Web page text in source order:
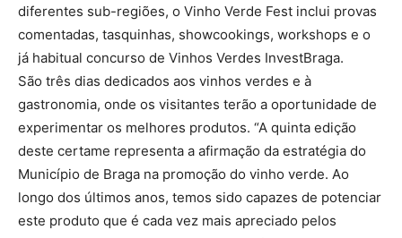
diferentes sub-regiões, o Vinho Verde Fest inclui provas
comentadas, tasquinhas, showcookings, workshops e o
já habitual concurso de Vinhos Verdes InvestBraga.
São três dias dedicados aos vinhos verdes e à
gastronomia, onde os visitantes terão a oportunidade de
experimentar os melhores produtos. “A quinta edição
deste certame representa a afirmação da estratégia do
Município de Braga na promoção do vinho verde. Ao
longo dos últimos anos, temos sido capazes de potenciar
este produto que é cada vez mais apreciado pelos